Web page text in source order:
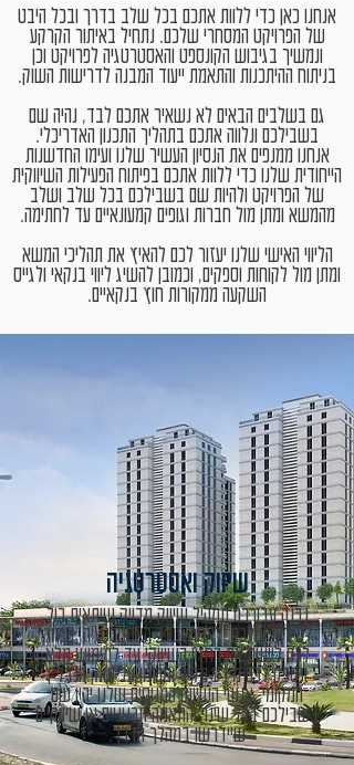
אנחנו כאן כדי ללוות אתכם בכל שלב בדרך ובכל היבט
של הפרויקט המסחרי שלכם. נתחיל באיתור הקרקע
ונמשיך בגיבוש הקונספט והאסטרטגיה לפרויקט וכן
בניתוח ההיתכנות והתאמת ייעוד המבנה לדרישות השוק.
גם בשלבים הבאים לא נשאיר אתכם לבד, נהיה שם
בשבילכם ונלווה אתכם בתהליך התכנון האדריכלי.
אנחנו ממנפים את הנסיון העשיר שלנו ועימו החדשנות
הייחודית שלנו כדי ללוות אתכם בפיתוח הפעילות השיווקית
של הפרויקט ולהיות שם בשבילכם בכל שלב ושלב
מהמשא ומתן מול חברות וגופים קמעונאיים עד לחתימה.
הליווי האישי שלנו יעזור לכם להאיץ את תהליכי המשא
ומתן מול לקוחות וספקים, וכמובן להשיג ליווי בנקאי ולגייס
השקעה ממקורות חוץ בנקאיים.
שיווק ואסטרטגיה
נבנה עבורכם תמהיל שיווק מדויק שיתאים בול
למידות שלכם. לאחר שלב האסטרטגיה, נעזור
לכם ליישם את החזון השיווקי עד למימוש מלא
ונספק לכם מידע מקיף ומהימן על שוק הנדל"ן
המקומי. אנשי השיווק המנוסים שלנו יהיו שם
בשבילכם בכל שינוי והתאמה תכנוניים או שיווקיים
שיידרשו במהלך הדרך.